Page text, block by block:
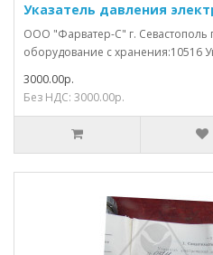
Указатель давления
ООО "Фарватер-С" г. Севастополь
оборудование с хранения:10516
3000.00р.
Без НДС: 3000.00р.